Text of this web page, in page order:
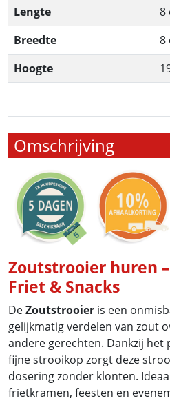
Lengte
8
Breedte
8
Hoogte
Omschrijving
Zoutstrooier huren
Friet & Snacks
DeZoutstrooier is een
gelijkmatig verdelen van zout
andere gerechten. Dankzij
fijne strooikop zorgt deze
dosering zonder klonten.
frietkramen, feesten en